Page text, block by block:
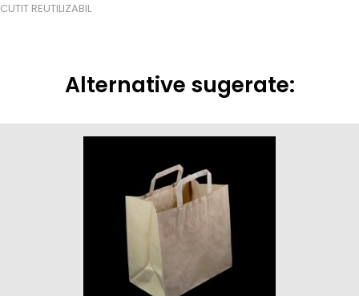
CUTIT REUTILIZABIL
Alternative sugerate: